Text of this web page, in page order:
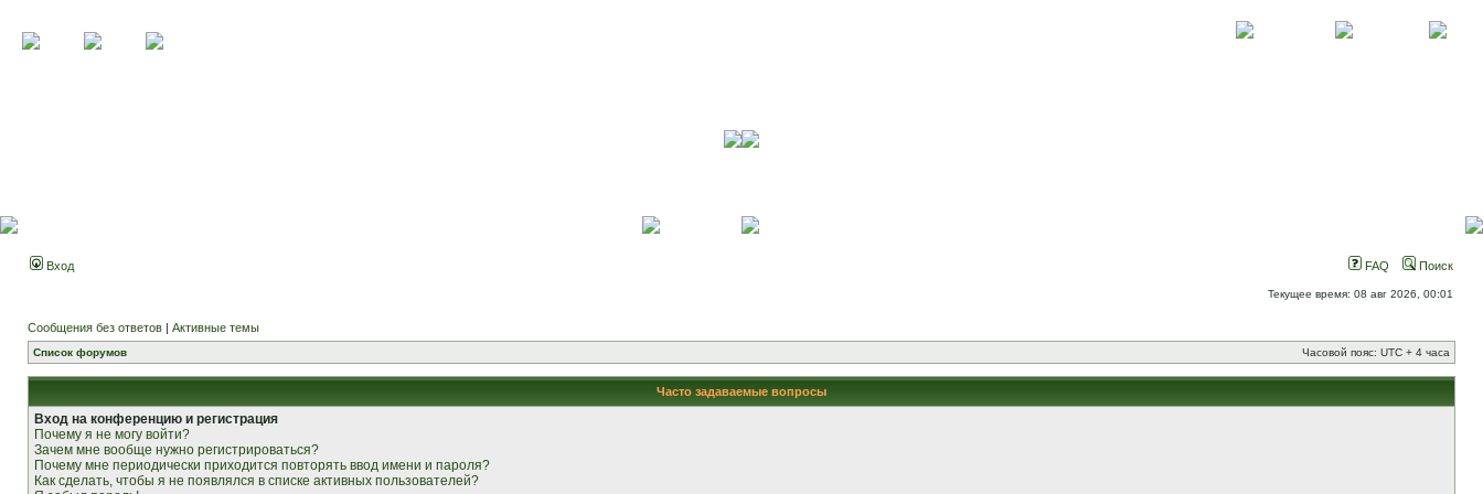
Вход FAQ Поиск
Текущее время: 08 авг 2026, 00:01
Сообщения без ответов | Активные темы
Список форумов Часовой пояс: UTC + 4 часа
Часто задаваемые вопросы
Вход на конференцию и регистрация
Почему я не могу войти?
Зачем мне вообще нужно регистрироваться?
Почему мне периодически приходится повторять ввод имени и пароля?
Как сделать, чтобы я не появлялся в списке активных пользователей?